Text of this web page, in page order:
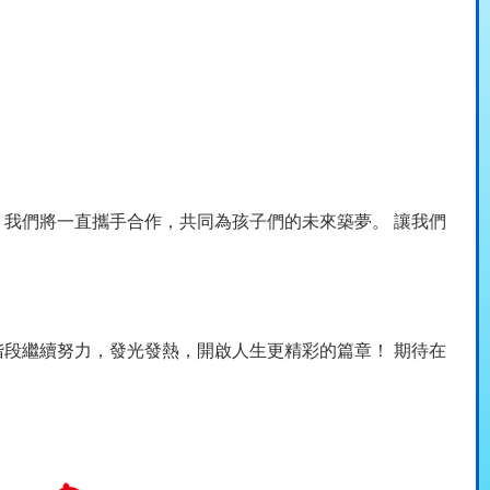
們將一直攜手合作，共同為孩子們的未來築夢。 讓我們
繼續努力，發光發熱，開啟人生更精彩的篇章！ 期待在